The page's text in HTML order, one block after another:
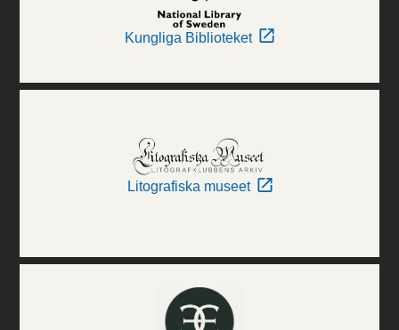
Kungliga Biblioteket
Litografiska museet